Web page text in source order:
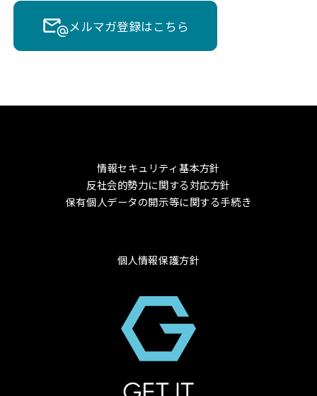
メルマガ登録はこちら
情報セキュリティ基本方針
反社会的勢力に関する対応方針
保有個人データの開示等に関する手続き
個人情報保護方針